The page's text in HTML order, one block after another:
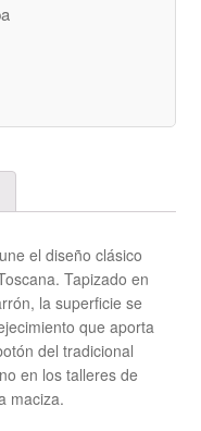
el diseño clásico
Tapizado en
la superficie se
que aporta
del tradicional
en los talleres de
maciza.